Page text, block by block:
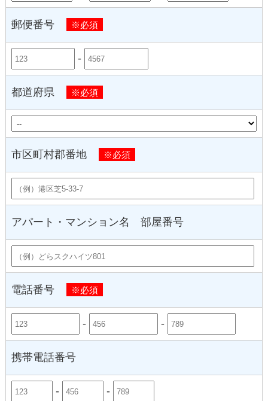
郵便番号 ※必須
-
都道府県 ※必須
市区町村郡番地 ※必須
アパート・マンション名 部屋番号
電話番号 ※必須
- -
携帯電話番号
- -